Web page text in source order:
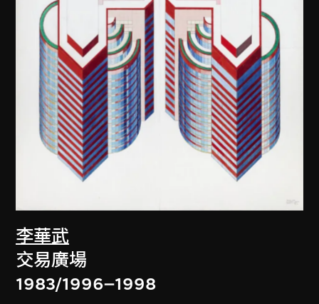
李華武
交易廣場
1983/1996–1998